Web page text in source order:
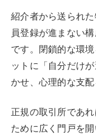
紹介者から送られ
員登録が進まない
です。閉鎖的な環
ットに「自分だけ
かせ、心理的な支配
正規の取引所であ
ために広く門戸を